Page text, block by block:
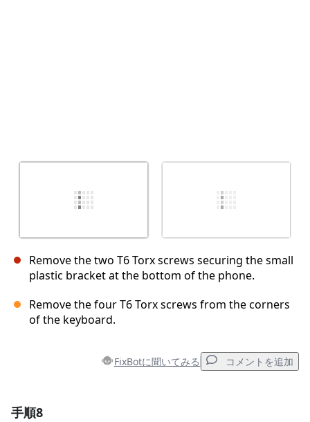
Remove the two T6 Torx screws securing the small
plastic bracket at the bottom of the phone.
Remove the four T6 Torx screws from the corners
of the keyboard.
FixBotに聞いてみる コメントを追加
手順8